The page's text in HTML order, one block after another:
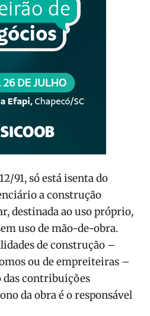
91, só está isenta do
a construção
destinada ao uso próprio,
uso de mão-de-obra.
de construção –
ou de empreiteiras –
contribuições
da obra é o responsável